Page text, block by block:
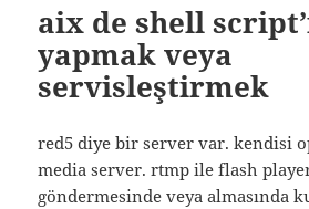
aix de shell
yapmak veya
servisleştirmek
red5 diye bir server var. kendisi
media server. rtmp ile flash
göndermesinde veya almasında